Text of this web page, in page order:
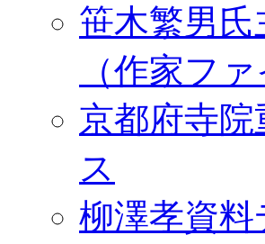
笹木繁男
（作家ファ
京都府寺
ス
柳澤孝資